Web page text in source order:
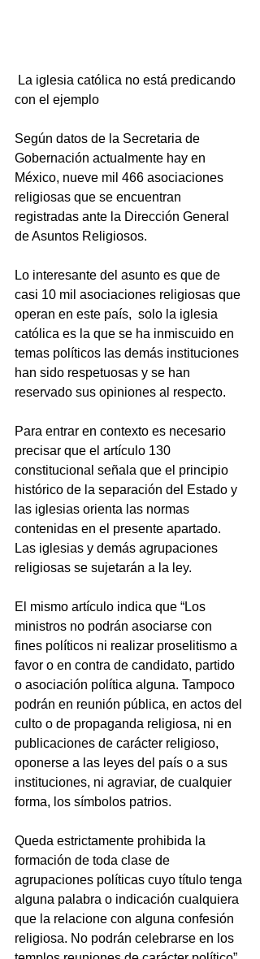
con el ejemplo
Según datos de la Secretaria de
Gobernación actualmente hay en
México, nueve mil 466 asociaciones
religiosas que se encuentran
registradas ante la Dirección General
de Asuntos Religiosos.
Lo interesante del asunto es que de
casi 10 mil asociaciones religiosas que
operan en este país,  solo la iglesia
católica es la que se ha inmiscuido en
temas políticos las demás instituciones
han sido respetuosas y se han
reservado sus opiniones al respecto.
Para entrar en contexto es necesario
precisar que el artículo 130
constitucional señala que el principio
histórico de la separación del Estado y
las iglesias orienta las normas
contenidas en el presente apartado.
Las iglesias y demás agrupaciones
religiosas se sujetarán a la ley.
El mismo artículo indica que “Los
ministros no podrán asociarse con
fines políticos ni realizar proselitismo a
favor o en contra de candidato, partido
o asociación política alguna. Tampoco
podrán en reunión pública, en actos del
culto o de propaganda religiosa, ni en
publicaciones de carácter religioso,
oponerse a las leyes del país o a sus
instituciones, ni agraviar, de cualquier
forma, los símbolos patrios.
Queda estrictamente prohibida la
formación de toda clase de
agrupaciones políticas cuyo título tenga
alguna palabra o indicación cualquiera
que la relacione con alguna confesión
religiosa. No podrán celebrarse en los